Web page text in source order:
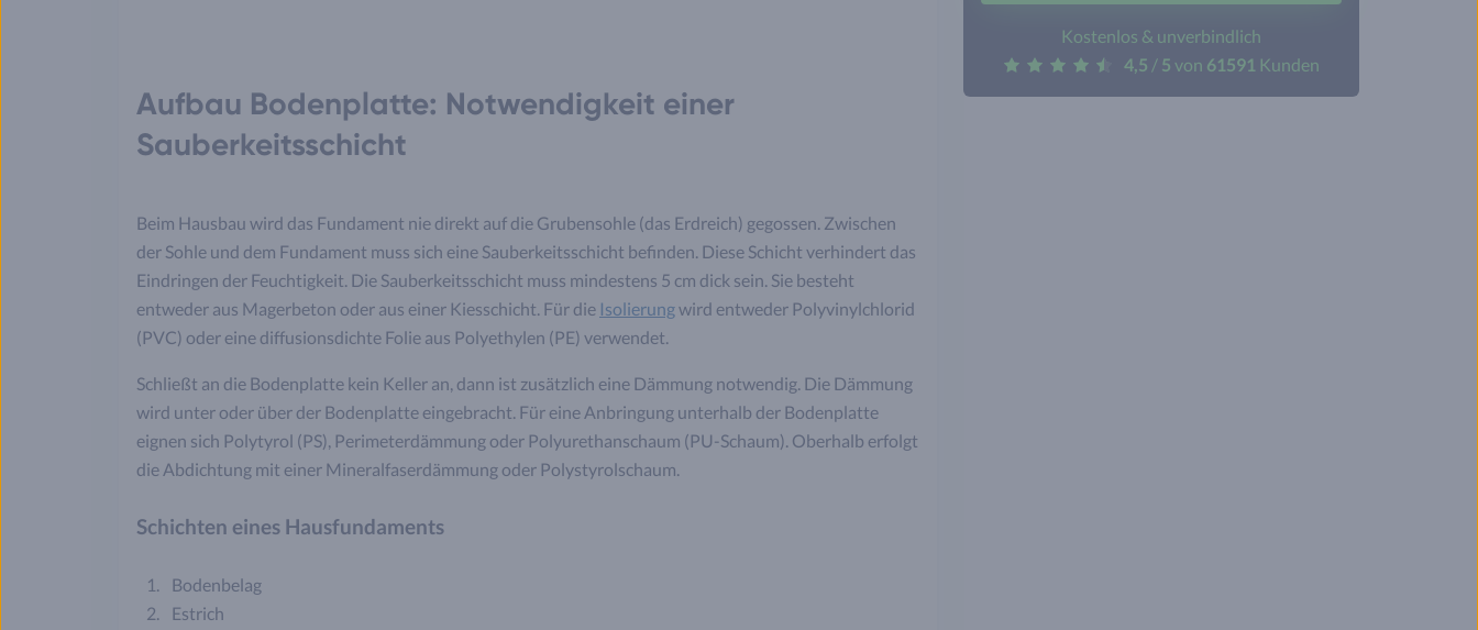
Aufbau Bodenplatte: Notwendigkeit einer
Sauberkeitsschicht
Beim Hausbau wird das Fundament nie direkt auf die Grubensohle (das Erdreich) gegossen. Zwischen
der Sohle und dem Fundament muss sich eine Sauberkeitsschicht befinden. Diese Schicht verhindert das
Eindringen der Feuchtigkeit. Die Sauberkeitsschicht muss mindestens 5 cm dick sein. Sie besteht
entweder aus Magerbeton oder aus einer Kiesschicht. Für die Isolierungwird entweder Polyvinylchlorid
(PVC) oder eine diffusionsdichte Folie aus Polyethylen (PE) verwendet.
Schließt an die Bodenplatte kein Keller an, dann ist zusätzlich eine Dämmung notwendig. Die Dämmung
wird unter oder über der Bodenplatte eingebracht. Für eine Anbringung unterhalb der Bodenplatte
eignen sich Polytyrol (PS), Perimeterdämmung oder Polyurethanschaum (PU-Schaum). Oberhalb erfolgt
die Abdichtung mit einer Mineralfaserdämmung oder Polystyrolschaum.
Schichten eines Hausfundaments
Bodenbelag
Estrich
Kostenlos & unverbindlich
4,5 / 5 von 61591 Kunden